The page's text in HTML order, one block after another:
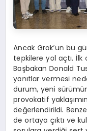
Ancak Grok’un bu
tepkilere yol açtı. İlk
Başbakan Donald
yanıtlar vermesi
durum, yeni
provokatif
değerlendirildi.
de ortaya çıktı ve